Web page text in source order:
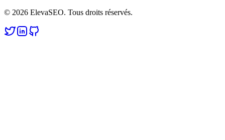
© 2026 ElevaSEO. Tous droits réservés.